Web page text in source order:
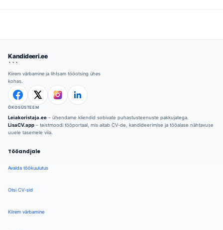
Kandideeri.ee
```
Kiirem värbamine ja lihtsam tööotsing ühes
kohas.
ÖKOSÜSTEEM
Leiakoristaja.ee – ühendame kliendid sobivate puhastusteenuste pakkujatega.
LisaCV.app – teistmoodi tööportaal, mis aitab CV-de, kandideerimise ja tööalase nähtavuse
uuele tasemele viia.
Tööandjale
Avalda töökuulutus
Otsi CV-sid
Kiirem värbamine